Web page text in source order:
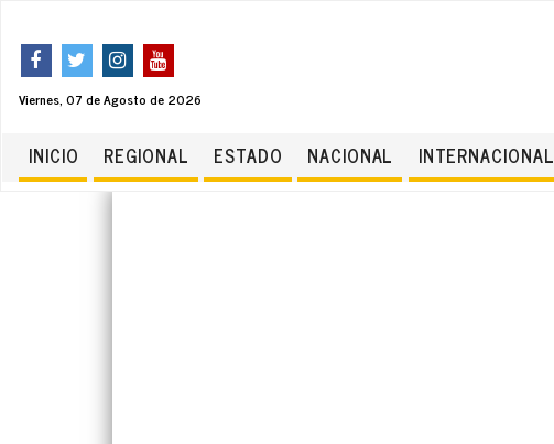
Viernes, 07 de Agosto de 2026
INICIO REGIONAL ESTADO NACIONAL INTERNACIONAL